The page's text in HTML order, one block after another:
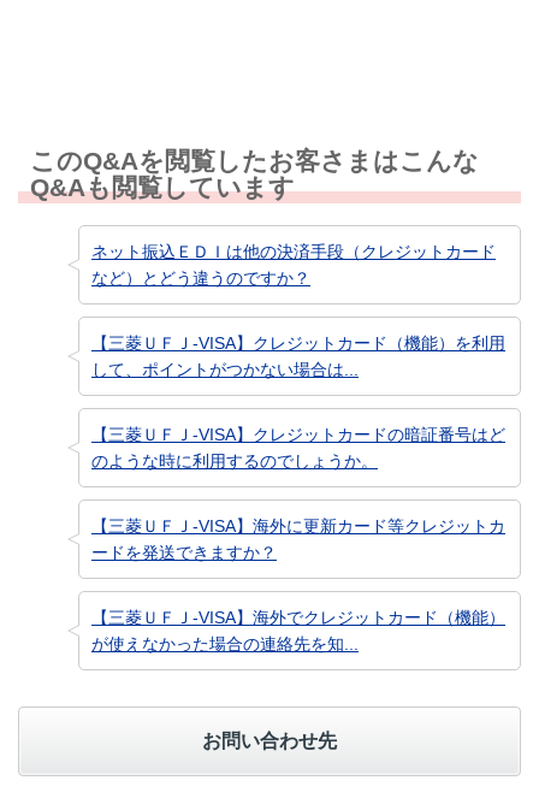
このQ&Aを閲覧したお客さまはこんな
Q&Aも閲覧しています
ネット振込ＥＤＩは他の決済手段（クレジットカード
など）とどう違うのですか？
【三菱ＵＦＪ-VISA】クレジットカード（機能）を利用
して、ポイントがつかない場合は...
【三菱ＵＦＪ-VISA】クレジットカードの暗証番号はど
のような時に利用するのでしょうか。
【三菱ＵＦＪ-VISA】海外に更新カード等クレジットカ
ードを発送できますか？
【三菱ＵＦＪ-VISA】海外でクレジットカード（機能）
が使えなかった場合の連絡先を知...
お問い合わせ先